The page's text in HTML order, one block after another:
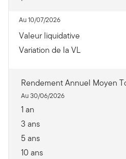
Au 10/07/2026
Valeur liquidative
Variation de la VL
Rendement Annuel Moyen
Au 30/06/2026
1 an
3 ans
5 ans
10 ans